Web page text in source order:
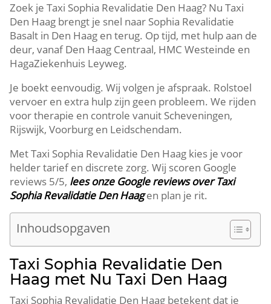
Zoek je Taxi Sophia Revalidatie Den Haag? Nu Taxi
Den Haag brengt je snel naar Sophia Revalidatie
Basalt in Den Haag en terug. Op tijd, met hulp aan de
deur, vanaf Den Haag Centraal, HMC Westeinde en
HagaZiekenhuis Leyweg.
Je boekt eenvoudig. Wij volgen je afspraak. Rolstoel
vervoer en extra hulp zijn geen probleem. We rijden
voor therapie en controle vanuit Scheveningen,
Rijswijk, Voorburg en Leidschendam.
Met Taxi Sophia Revalidatie Den Haag kies je voor
helder tarief en discrete zorg. Wij scoren Google
reviews 5/5, lees onze Google reviews over Taxi
Sophia Revalidatie Den Haagen plan je rit.
Inhoudsopgaven
Taxi Sophia Revalidatie Den
Haag met Nu Taxi Den Haag
Taxi Sophia Revalidatie Den Haag betekent dat je